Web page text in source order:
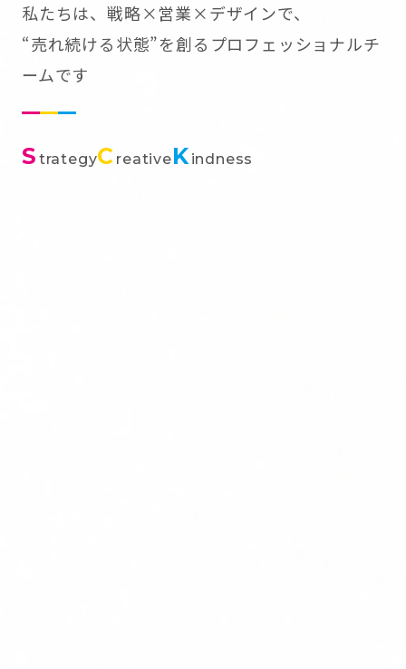
私たちは、戦略×営業×デザインで、
“売れ続ける状態”を創るプロフェッショナルチ
ームです
S trategyC reativeKindness